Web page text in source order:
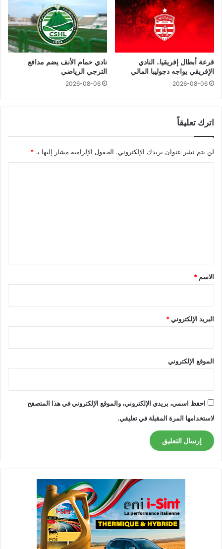
قرعة أبطال إفريقيا.. النادي
الإفريقي يواجه دجوليبا المالي
2026-08-06
نادي حمام الأنف يضم مدافع
الترجي الرياضي
2026-08-06
اترك تعليقاً
لن يتم نشر عنوان بريدك الإلكتروني. الحقول الإلزامية مشار إليها بـ *
*
الاسم *
البريد الإلكتروني*
الموقع الإلكتروني
احفظ اسمي، بريدي الإلكتروني، والموقع الإلكتروني في هذا المتصفح
لاستخدامها المرة المقبلة في تعليقي.